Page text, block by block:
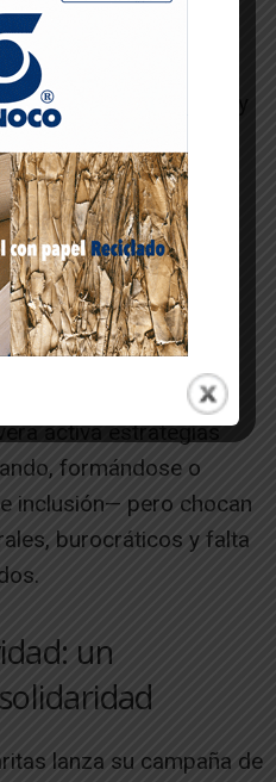
hoy en la infancia y
que reclama
desde la
personas,
que la mayoría de
activa estrategias
formándose o
inclusión— pero chocan
burocráticos y falta
un
lanza su campaña de